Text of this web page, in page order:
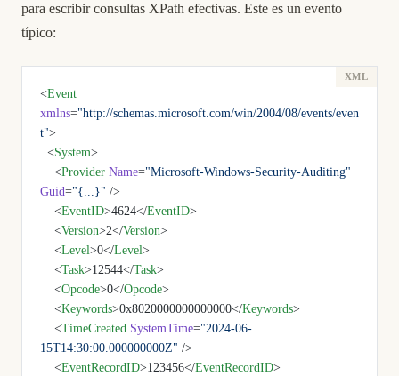
para escribir consultas XPath efectivas. Este es un evento
típico:
<Event
xmlns="http://schemas.microsoft.com/win/2004/08/events/even
t">
  <
System>
    <
Provider Name="Microsoft-Windows-Security-Auditing"
Guid="{...}" />
    <
EventID>4624</EventID>
    <
Version>2</Version>
    <
Level>0</Level>
    <
Task>12544</Task>
    <
Opcode>0</Opcode>
    <
Keywords>0x8020000000000000</Keywords>
    <
TimeCreated SystemTime="2024-06-
15T14:30:00.000000000Z" />
    <
EventRecordID>123456</EventRecordID>